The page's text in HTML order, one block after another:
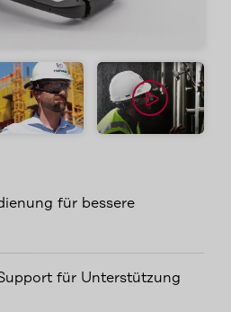
für bessere
für Unterstützung